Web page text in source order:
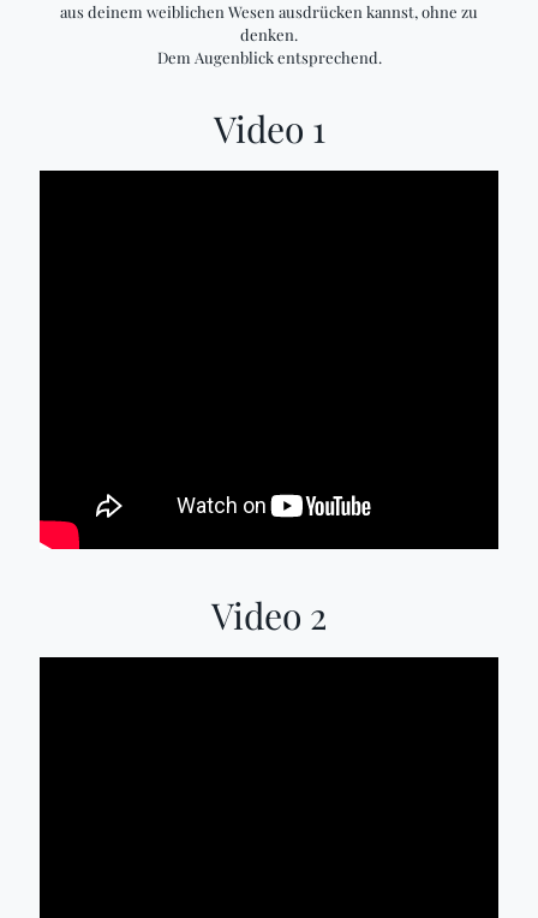
aus deinem weiblichen Wesen ausdrücken kannst, ohne zu
denken.
Dem Augenblick entsprechend.
Video 1
Video 2